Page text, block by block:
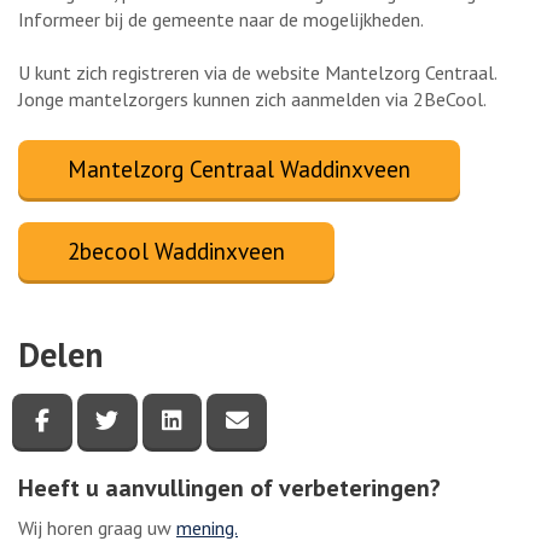
Informeer bij de gemeente naar de mogelijkheden.
U kunt zich registreren via de website Mantelzorg Centraal.
Jonge mantelzorgers kunnen zich aanmelden via 2BeCool.
Mantelzorg Centraal Waddinxveen
2becool Waddinxveen
Delen
Deel deze pagina via Facebook
Deel deze pagina via Twitter
Deel deze pagina via LinkedIn
Heeft u aanvullingen of verbeteringen?
Wij horen graag uw mening.